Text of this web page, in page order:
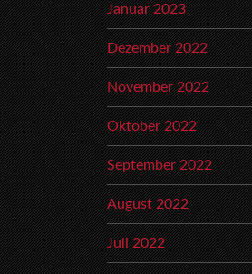
Januar 2023
Dezember 2022
November 2022
Oktober 2022
September 2022
August 2022
Juli 2022